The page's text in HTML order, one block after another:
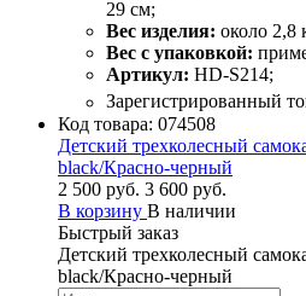
29 см;
Вес изделия: около 2,8
Вес с упаковкой:
Артикул: HD-S214;
Зарегистрированный
Код товара: 074508
Детский трехколесный
black/Красно-черный
2 500 руб. 3 600 руб.
В корзину В наличии
Быстрый заказ
Детский трехколесный
black/Красно-черный